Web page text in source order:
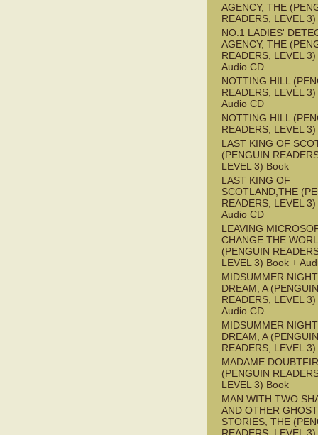
AGENCY, THE
READERS, LEVEL
NO.1 LADIES'
AGENCY, THE
READERS, LEVEL
Audio CD
NOTTING HILL
READERS, LEVEL
Audio CD
NOTTING HILL
READERS, LEVEL
LAST KING OF
(PENGUIN
LEVEL 3) Book
LAST KING OF
SCOTLAND,THE
READERS, LEVEL
Audio CD
LEAVING
CHANGE THE
(PENGUIN
LEVEL 3) Book +
MIDSUMMER
DREAM, A (PENGUIN
READERS, LEVEL
Audio CD
MIDSUMMER
DREAM, A (PENGUIN
READERS, LEVEL
MADAME
(PENGUIN
LEVEL 3) Book
MAN WITH TWO
AND OTHER GHOST
STORIES, THE